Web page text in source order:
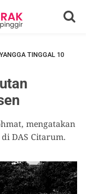
TINGGAL 10
mengatakan
DAS Citarum.